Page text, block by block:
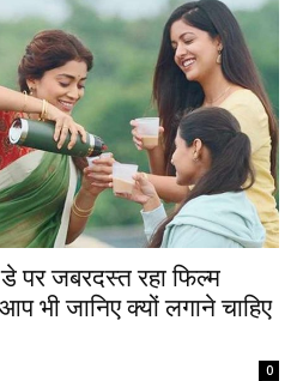
पर जबरदस्त रहा फिल्म
भी जानिए क्यों लगाने चाहिए
0